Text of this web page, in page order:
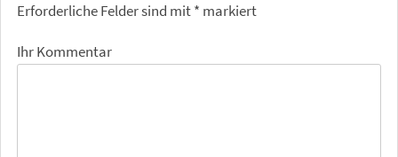
Erforderliche Felder sind mit* markiert
Ihr Kommentar